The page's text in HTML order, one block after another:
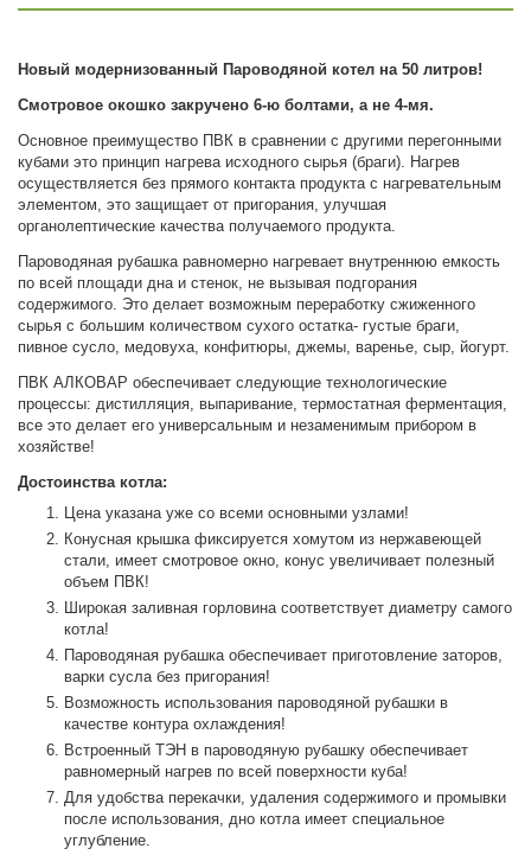
Новый модернизованный Пароводяной котел на 50 литров!
Смотровое окошко закручено 6-ю болтами, а не 4-мя.
Основное преимущество ПВК в сравнении с другими перегонными
кубами это принцип нагрева исходного сырья (браги). Нагрев
осуществляется без прямого контакта продукта с нагревательным
элементом, это защищает от пригорания, улучшая
органолептические качества получаемого продукта.
Пароводяная рубашка равномерно нагревает внутреннюю емкость
по всей площади дна и стенок, не вызывая подгорания
содержимого. Это делает возможным переработку сжиженного
сырья с большим количеством сухого остатка- густые браги,
пивное сусло, медовуха, конфитюры, джемы, варенье, сыр, йогурт.
ПВК АЛКОВАР обеспечивает следующие технологические
процессы: дистилляция, выпаривание, термостатная ферментация,
все это делает его универсальным и незаменимым прибором в
хозяйстве!
Достоинства котла:
Цена указана уже со всеми основными узлами!
Конусная крышка фиксируется хомутом из нержавеющей
стали, имеет смотровое окно, конус увеличивает полезный
объем ПВК!
Широкая заливная горловина соответствует диаметру самого
котла!
Пароводяная рубашка обеспечивает приготовление заторов,
варки сусла без пригорания!
Возможность использования пароводяной рубашки в
качестве контура охлаждения!
Встроенный ТЭН в пароводяную рубашку обеспечивает
равномерный нагрев по всей поверхности куба!
Для удобства перекачки, удаления содержимого и промывки
после использования, дно котла имеет специальное
углубление.